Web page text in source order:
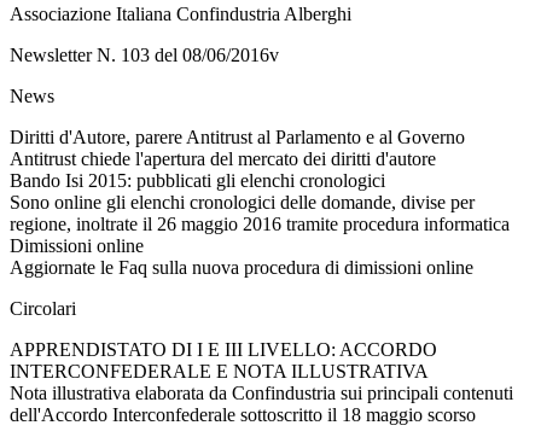
Associazione Italiana Confindustria Alberghi
Newsletter N. 103 del 08/06/2016v
News
Diritti d'Autore, parere Antitrust al Parlamento e al Governo
Antitrust chiede l'apertura del mercato dei diritti d'autore
Bando Isi 2015: pubblicati gli elenchi cronologici
Sono online gli elenchi cronologici delle domande, divise per
regione, inoltrate il 26 maggio 2016 tramite procedura informatica
Dimissioni online
Aggiornate le Faq sulla nuova procedura di dimissioni online
Circolari
APPRENDISTATO DI I E III LIVELLO: ACCORDO
INTERCONFEDERALE E NOTA ILLUSTRATIVA
Nota illustrativa elaborata da Confindustria sui principali contenuti
dell'Accordo Interconfederale sottoscritto il 18 maggio scorso